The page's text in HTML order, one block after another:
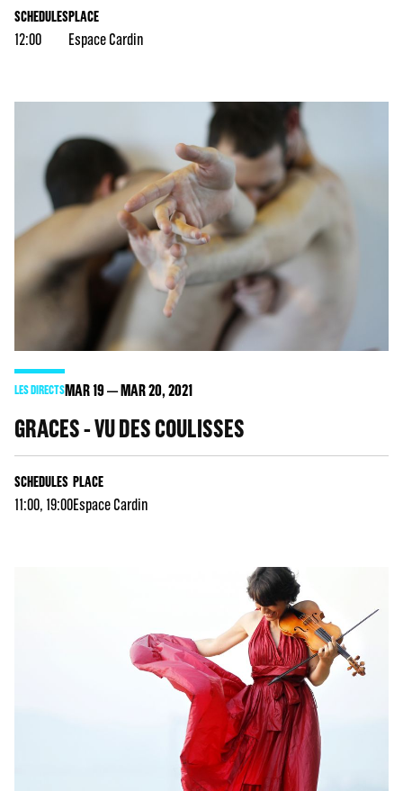
SCHEDULES
12:00
PLACE
Espace Cardin
LES DIRECTSMAR19 MAR20, 2021
GRACES - VU DES COULISSES
SCHEDULES
11:00, 19:00
PLACE
Espace Cardin